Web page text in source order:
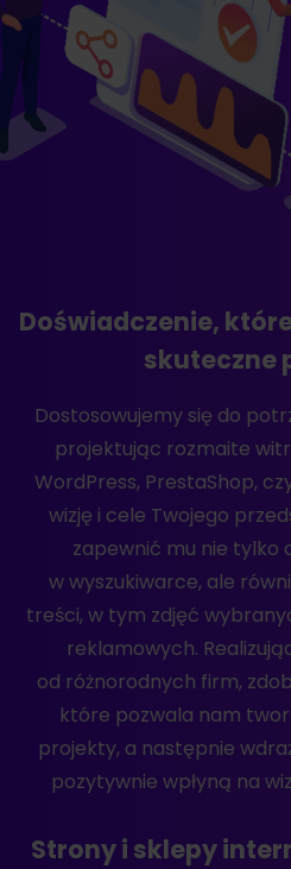
Doświadczenie,
skuteczne
Dostosowujemy się do
projektując rozmaite
WordPress, PrestaShop,
wizję i cele Twojego
zapewnić mu nie
w wyszukiwarce, ale
treści, w tym zdjęć
reklamowych.
od różnorodnych firm,
które pozwala nam
projekty, a następnie
pozytywnie wpłyną na
Strony i sklepy